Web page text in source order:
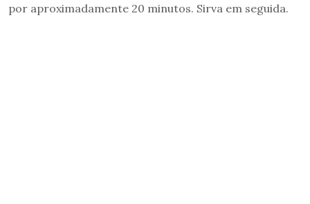
por aproximadamente 20 minutos. Sirva em seguida.